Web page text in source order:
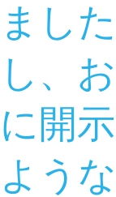
まし
し、
に開
よう